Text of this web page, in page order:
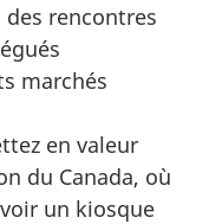
des rencontres
marchés
en valeur
du Canada, où
un kiosque